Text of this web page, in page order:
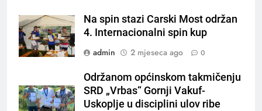
Na spin stazi Carski Most održan
4. Internacionalni spin kup
admin
2 mjeseca ago 0
Održanom općinskom takmičenju
SRD „Vrbas“ Gornji Vakuf-
Uskoplje u disciplini ulov ribe